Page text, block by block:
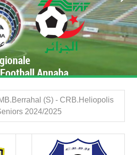
Annaba
(S) - CRB.Heliopolis
2024/2025